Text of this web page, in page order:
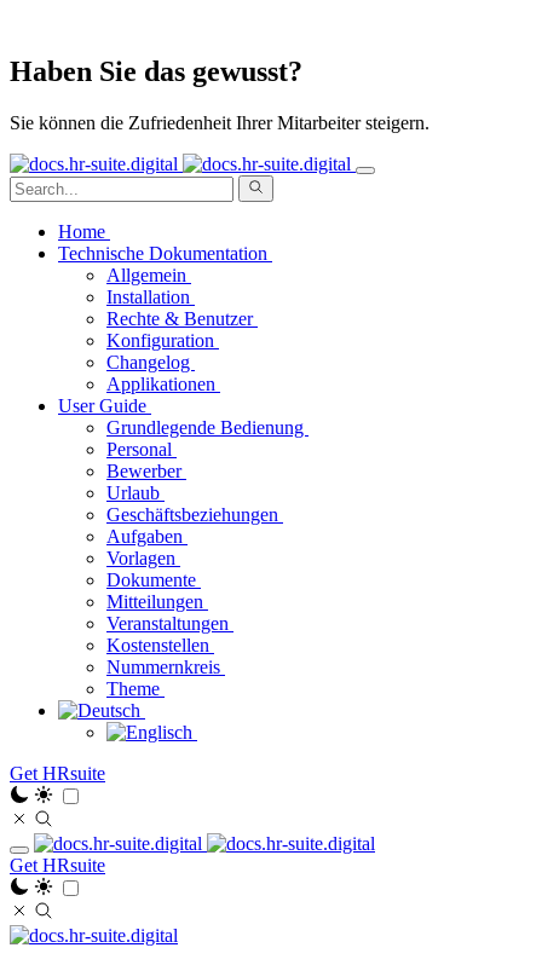
Haben Sie das gewusst?
Sie können die Zufriedenheit Ihrer Mitarbeiter steigern.
Home
Technische Dokumentation
Allgemein
Installation
Rechte & Benutzer
Konfiguration
Changelog
Applikationen
User Guide
Grundlegende Bedienung
Personal
Bewerber
Urlaub
Geschäftsbeziehungen
Aufgaben
Vorlagen
Dokumente
Mitteilungen
Veranstaltungen
Kostenstellen
Nummernkreis
Theme
Get HRsuite
Get HRsuite